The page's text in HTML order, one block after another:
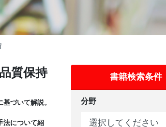
質保持
づいて解説。
法について紹
書籍検索条件
分野